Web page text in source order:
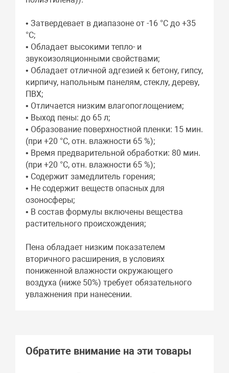
• Затвердевает в диапазоне от -16 °С до +35
°С;
• Обладает высокими тепло- и
звукоизоляционными свойствами;
• Обладает отличной адгезией к бетону, гипсу,
кирпичу, напольным панелям, стеклу, дереву,
ПВХ;
• Отличается низким влагопоглощением;
• Выход пены: до 65 л;
• Образование поверхностной пленки: 15 мин.
(при +20 °С, отн. влажности 65 %);
• Время предварительной обработки: 80 мин.
(при +20 °С, отн. влажности 65 %);
• Содержит замедлитель горения;
• Не содержит веществ опасных для
озоносферы;
• В состав формулы включены вещества
растительного происхождения;
Пена обладает низким показателем
вторичного расширения, в условиях
пониженной влажности окружающего
воздуха (ниже 50%) требует обязательного
увлажнения при нанесении.
Обратите внимание на эти товары